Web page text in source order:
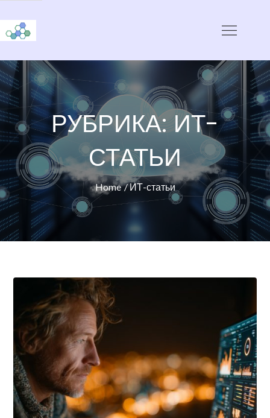
content
РУБРИКА:ИТ-
СТАТЬИ
Home ИТ-статьи